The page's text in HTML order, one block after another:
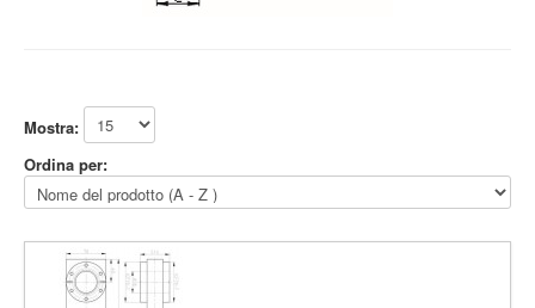
Mostra:
Ordina per: